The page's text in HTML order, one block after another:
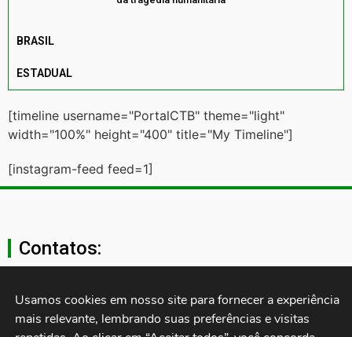
BRASIL
ESTADUAL
[timeline username="PortalCTB" theme="light"
width="100%" height="400" title="My Timeline"]
[instagram-feed feed=1]
Contatos:
secgeral@ctb.org.br
11 3874-0040
Usamos cookies em nosso site para fornecer a experiência
mais relevante, lembrando suas preferências e visitas